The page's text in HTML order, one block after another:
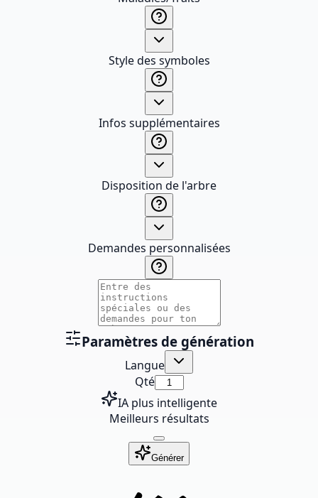
Style des symboles
Infos supplémentaires
Disposition de l'arbre
Demandes personnalisées
Paramètres de génération
Langue
Qté
IA plus intelligente
Meilleurs résultats
Générer